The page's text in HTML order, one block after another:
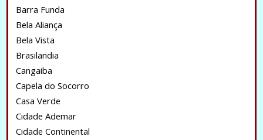
Barra Funda
Bela Aliança
Bela Vista
Brasilandia
Cangaiba
Capela do Socorro
Casa Verde
Cidade Ademar
Cidade Continental